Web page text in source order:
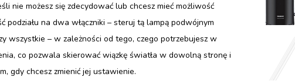
nie możesz się zdecydować lub chcesz mieć możliwość
na dwa włączniki – steruj tą lampą podwójnym
wszystkie – w zależności od tego, czego potrzebujesz w
co pozwala skierować wiązkę światła w dowolną stronę i
gdy chcesz zmienić jej ustawienie.